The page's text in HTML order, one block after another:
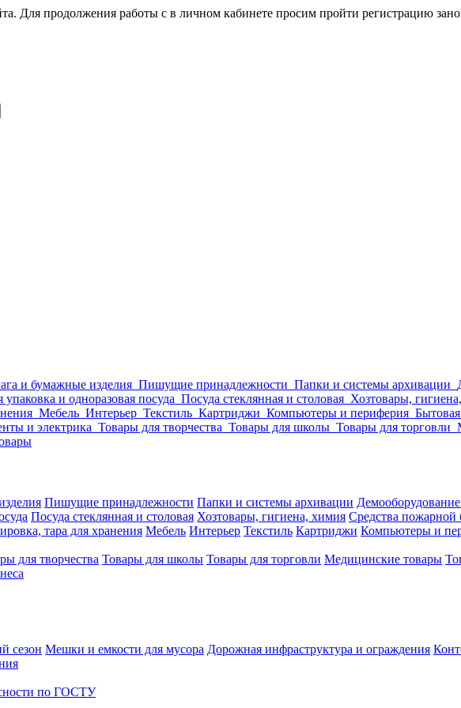
Для продолжения работы с в личном кабинете просим пройти регистрацию
и бумажные изделия Пишущие принадлежности Папки и системы архивации
и одноразовая посуда Посуда стеклянная и столовая Хозтовары,
Мебель Интерьер Текстиль Картриджи Компьютеры и периферия
и электрика Товары для творчества Товары для школы Товары для торговли
Пишущие принадлежности Папки и системы архивации
Посуда стеклянная и столовая Хозтовары, гигиена, химия Средства пожарной
тара для хранения Мебель Интерьер Текстиль Картриджи Компьютеры и
для творчества Товары для школы Товары для торговли Медицинские товары
сезон Мешки и емкости для мусора Дорожная инфраструктура и ограждения
по ГОСТУ